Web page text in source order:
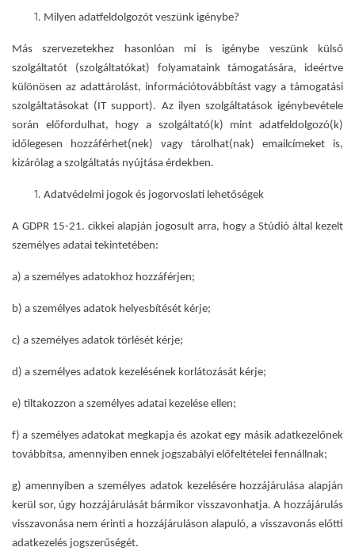
Milyen adatfeldolgozót veszünk igénybe?
Más szervezetekhez hasonlóan mi is igénybe veszünk külső
szolgáltatót (szolgáltatókat) folyamataink támogatására, ideértve
különösen az adattárolást, információtovábbítást vagy a támogatási
szolgáltatásokat (IT support). Az ilyen szolgáltatások igénybevétele
során előfordulhat, hogy a szolgáltató(k) mint adatfeldolgozó(k)
időlegesen hozzáférhet(nek) vagy tárolhat(nak) emailcímeket is,
kizárólag a szolgáltatás nyújtása érdekben.
Adatvédelmi jogok és jogorvoslati lehetőségek
A GDPR 15-21. cikkei alapján jogosult arra, hogy a Stúdió által kezelt
személyes adatai tekintetében:
a) a személyes adatokhoz hozzáférjen;
b) a személyes adatok helyesbítését kérje;
c) a személyes adatok törlését kérje;
d) a személyes adatok kezelésének korlátozását kérje;
e) tiltakozzon a személyes adatai kezelése ellen;
f) a személyes adatokat megkapja és azokat egy másik adatkezelőnek
továbbítsa, amennyiben ennek jogszabályi előfeltételei fennállnak;
g) amennyiben a személyes adatok kezelésére hozzájárulása alapján
kerül sor, úgy hozzájárulását bármikor visszavonhatja. A hozzájárulás
visszavonása nem érinti a hozzájáruláson alapuló, a visszavonás előtti
adatkezelés jogszerűségét.